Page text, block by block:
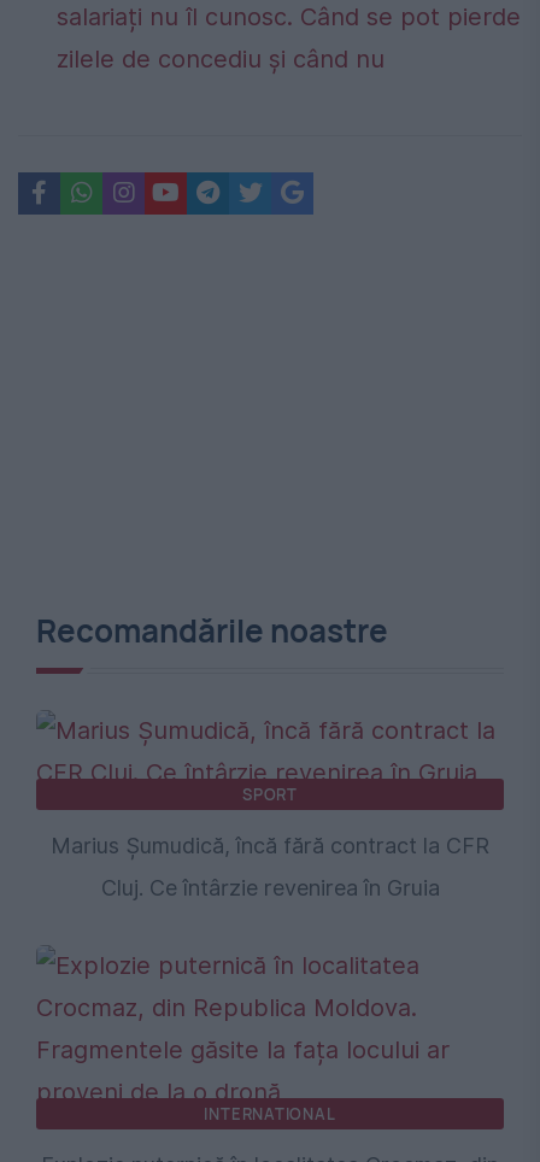
salariați nu îl cunosc. Când se pot pierde
zilele de concediu și când nu
Recomandările noastre
SPORT
Marius Șumudică, încă fără contract la CFR
Cluj. Ce întârzie revenirea în Gruia
INTERNATIONAL